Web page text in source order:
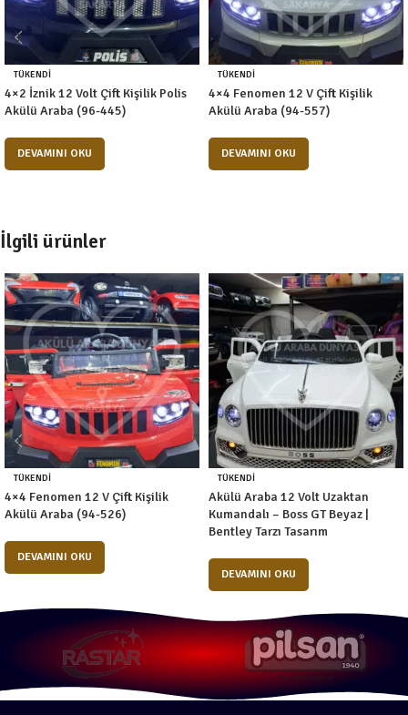
TÜKENDI
4×2 İznik 12 Volt Çift Kişilik Polis
Akülü Araba (96-445)
DEVAMINI OKU
TÜKENDI
4×4 Fenomen 12 V Çift Kişilik
Akülü Araba (94-557)
DEVAMINI OKU
İlgili ürünler
TÜKENDI
4×4 Fenomen 12 V Çift Kişilik
Akülü Araba (94-526)
DEVAMINI OKU
TÜKENDI
Akülü Araba 12 Volt Uzaktan
Kumandalı – Boss GT Beyaz |
Bentley Tarzı Tasarım
DEVAMINI OKU